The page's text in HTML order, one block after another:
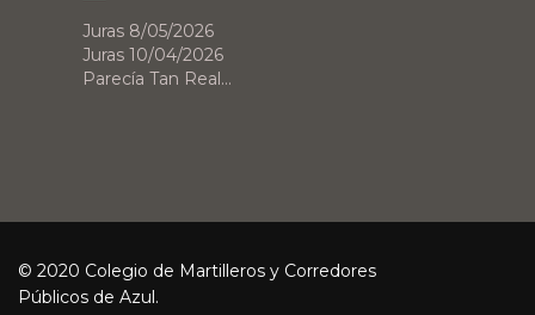
Juras 8/05/2026
Juras 10/04/2026
Parecía Tan Real…
© 2020 Colegio de Martilleros y Corredores
Públicos de Azul.